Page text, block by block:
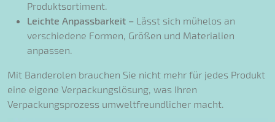
Produktsortiment.
Leichte Anpassbarkeit – Lässt sich mühelos an
verschiedene Formen, Größen und Materialien
anpassen.
Mit Banderolen brauchen Sie nicht mehr für jedes Produkt
eine eigene Verpackungslösung, was Ihren
Verpackungsprozess umweltfreundlicher macht.